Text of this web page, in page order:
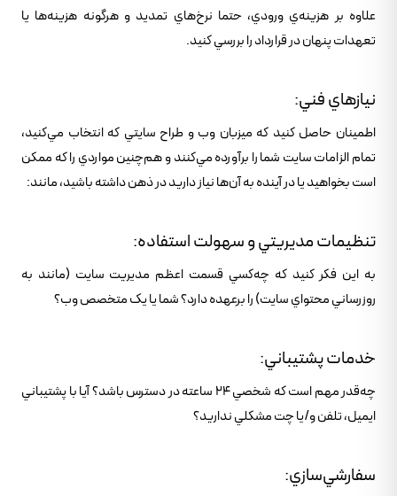
علاوه بر هزينه‌ي ورودي، حتما نرخ‌هاي تمديد و هرگونه هزينه‌ها يا
تعهدات پنهان در قرارداد را بررسي کنيد.
نيازهاي فني:
اطمينان حاصل کنيد که ميزبان وب و طراح سايتي که انتخاب مي‌کنيد،
تمام الزامات سايت شما را برآورده مي‌کنند و هم‌چنين مواردي را که ممکن
است بخواهيد يا در آينده به آن‌ها نياز داريد در ذهن داشته باشيد، مانند:
تنظيمات مديريتي و سهولت استفاده:
به اين فکر کنيد که چه‌کسي قسمت اعظم مديريت سايت (مانند به
روزرساني محتواي سايت) را برعهده دارد؟ شما يا يک متخصص وب؟
خدمات پشتيباني:
چه‌قدر مهم است که شخصي 24 ساعته در دسترس باشد؟ آيا با پشتيباني
ايميل، تلفن و/يا چت مشکلي نداريد؟
سفارشي‌سازي: